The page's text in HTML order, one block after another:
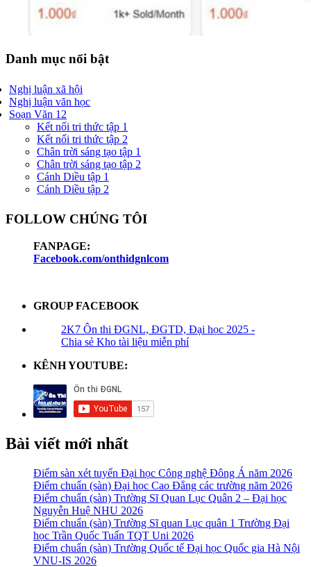
Danh mục nổi bật
Nghị luận xã hội
Nghị luận văn học
Soạn Văn 12
Kết nối tri thức tập 1
Kết nối tri thức tập 2
Chân trời sáng tạo tập 1
Chân trời sáng tạo tập 2
Cánh Diều tập 1
Cánh Diều tập 2
FOLLOW CHÚNG TÔI
FANPAGE:
Facebook.com/onthidgnlcom
GROUP FACEBOOK
2K7 Ôn thi ĐGNL, ĐGTD, Đại học 2025 -
Chia sẻ Kho tài liệu miễn phí
KÊNH YOUTUBE:
Bài viết mới nhất
Điểm sàn xét tuyển Đại học Công nghệ Đông Á năm 2026
Điểm chuẩn (sàn) Đại học Cao Đẳng các trường năm 2026
Điểm chuẩn (sàn) Trường Sĩ Quan Lục Quân 2 – Đại học
Nguyễn Huệ NHU 2026
Điểm chuẩn (sàn) Trường Sĩ quan Lục quân 1 Trường Đại
học Trần Quốc Tuấn TQT Uni 2026
Điểm chuẩn (sàn) Trường Quốc tế Đại học Quốc gia Hà Nội
VNU-IS 2026